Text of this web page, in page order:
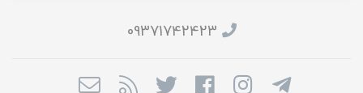
09371742423